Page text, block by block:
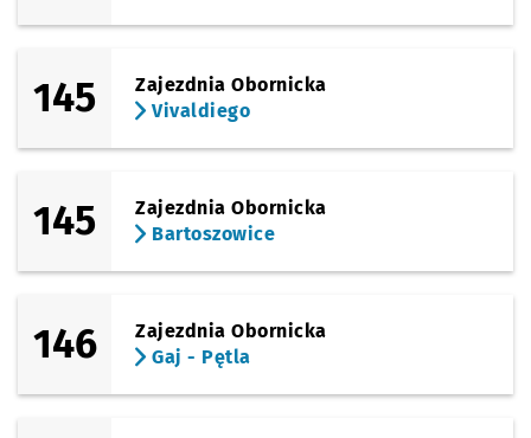
145
Zajezdnia Obornicka
Vivaldiego
145
Zajezdnia Obornicka
Bartoszowice
146
Zajezdnia Obornicka
Gaj - Pętla